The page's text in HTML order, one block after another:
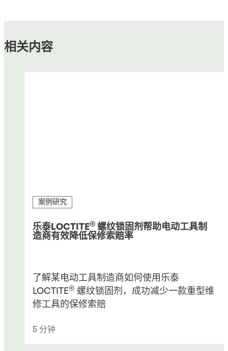
相关内容
案例研究
乐泰LOCTITE® 螺纹锁固剂帮助电动工具制
造商有效降低保修索赔率
了解某电动工具制造商如何使用乐泰
LOCTITE® 螺纹锁固剂，成功减少一款重型维
修工具的保修索赔
5 分钟